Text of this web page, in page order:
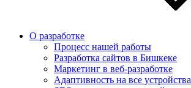
О разработке
Процесс нашей работы
Разработка сайтов в Бишкеке
Маркетинг в веб-разработке
Адаптивность на все устройства